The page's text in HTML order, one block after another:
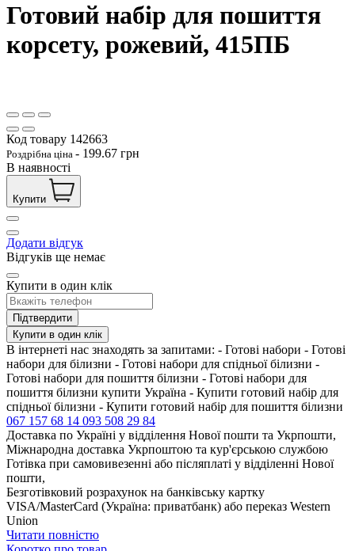
Готовий набір для пошиття
корсету, рожевий, 415ПБ
Код товару 142663
Роздрібна ціна - 199.67 грн
В наявності
Купити
Додати відгук
Відгуків ще немає
Купити в один клік
Підтвердити
Купити в один клік
В інтернеті нас знаходять за запитами: - Готові набори - Готові
набори для білизни - Готові набори для спідньої білизни -
Готові набори для пошиття білизни - Готові набори для
пошиття білизни купити Україна - Купити готовий набір для
спідньої білизни - Купити готовий набір для пошиття білизни
067 157 68 14 093 508 29 84
Доставка по Україні у відділення Нової пошти та Укрпошти,
Міжнародна доставка Укрпоштою та кур'єрською службою
Готівка при самовивезенні або післяплаті у відділенні Нової
пошти,
Безготівковий розрахунок на банківську картку
VISA/MasterCard (Україна: приватбанк) або переказ Western
Union
Читати повністю